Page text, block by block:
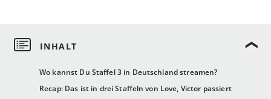
Wo kannst Du Staffel 3 in Deutschland streamen?
Recap: Das ist in drei Staffeln von Love, Victor passiert